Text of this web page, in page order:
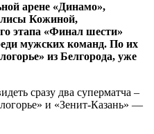
арене «Динамо»,
Кожиной,
этапа «Финал шести»
мужских команд. По их
из Белгорода, уже
сразу два суперматча –
и «Зенит-Казань» —